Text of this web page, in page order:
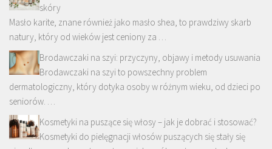
skóry
Masło karite, znane również jako masło shea, to prawdziwy skarb
natury, który od wieków jest ceniony za …
Brodawczaki na szyi: przyczyny, objawy i metody usuwania
Brodawczaki na szyi to powszechny problem
dermatologiczny, który dotyka osoby w różnym wieku, od dzieci po
seniorów. …
Kosmetyki na puszące się włosy – jak je dobrać i stosować?
Kosmetyki do pielęgnacji włosów puszących się stały się